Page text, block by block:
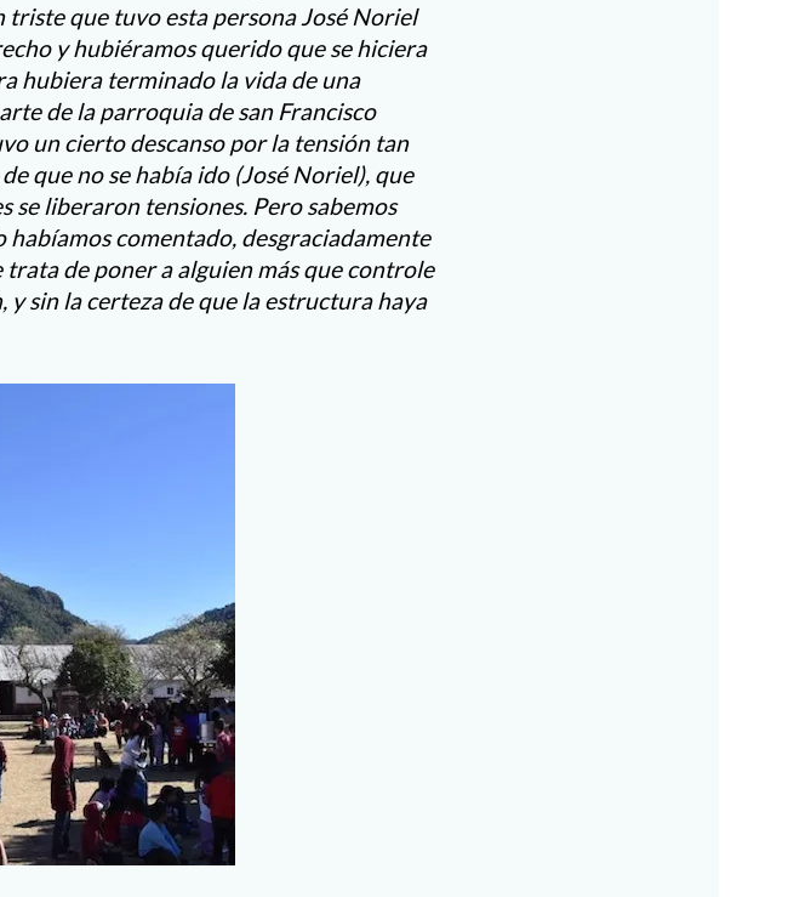
triste que tuvo esta persona José Noriel
y hubiéramos querido que se hiciera
hubiera terminado la vida de una
de la parroquia de san Francisco
un cierto descanso por la tensión tan
que no se había ido (José Noriel), que
se liberaron tensiones. Pero sabemos
comentado, desgraciadamente
de poner a alguien más que controle
y sin la certeza de que la estructura haya